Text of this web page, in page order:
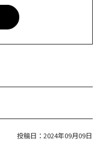
投稿日：2024年09月09日